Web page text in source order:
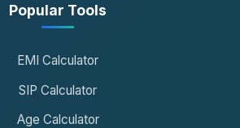
Popular Tools
EMI Calculator
SIP Calculator
Age Calculator